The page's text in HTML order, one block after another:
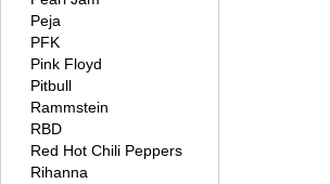
Peja
PFK
Pink Floyd
Pitbull
Rammstein
RBD
Red Hot Chili Peppers
Rihanna